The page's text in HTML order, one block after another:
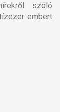
szóló
embert